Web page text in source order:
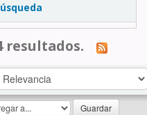
resultados.